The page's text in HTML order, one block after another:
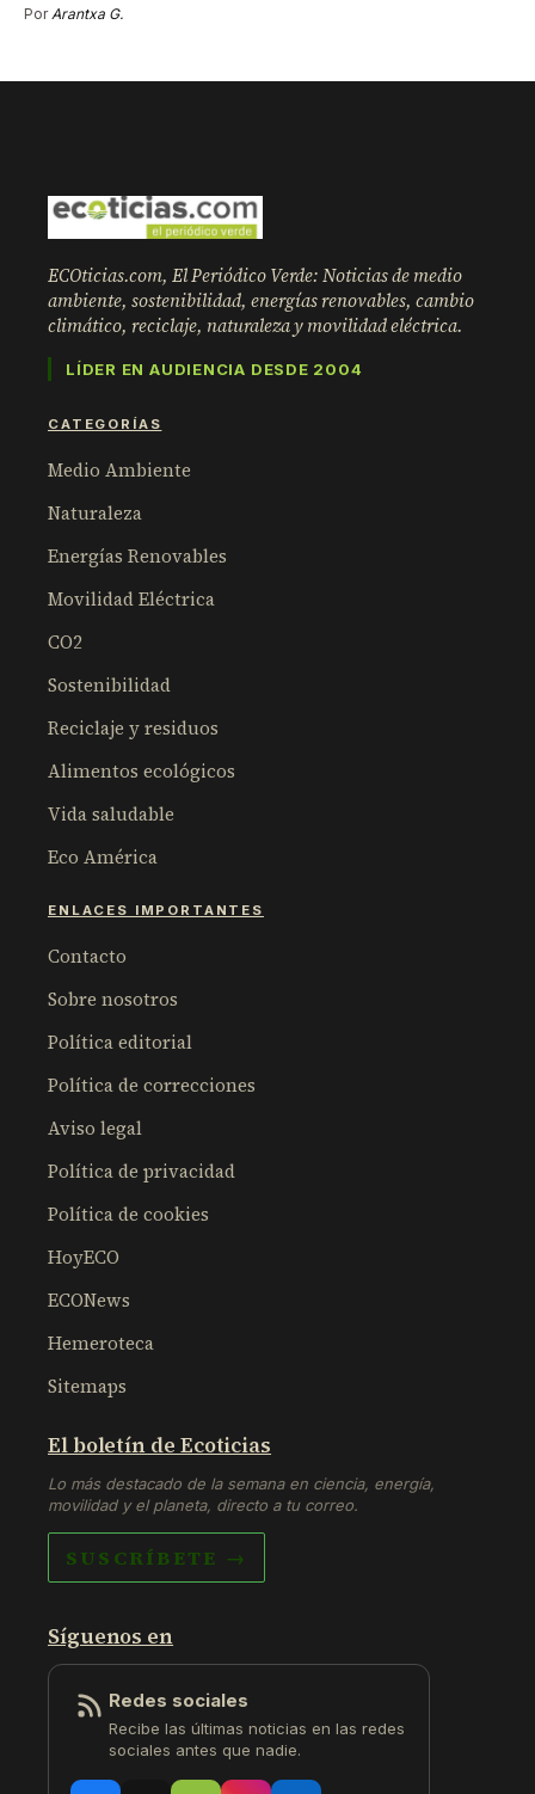
PorArantxa G.
ECOticias.com, El Periódico Verde: Noticias de medio
ambiente, sostenibilidad, energías renovables, cambio
climático, reciclaje, naturaleza y movilidad eléctrica.
LÍDER EN AUDIENCIA DESDE 2004
CATEGORÍAS
Medio Ambiente
Naturaleza
Energías Renovables
Movilidad Eléctrica
CO2
Sostenibilidad
Reciclaje y residuos
Alimentos ecológicos
Vida saludable
Eco América
ENLACES IMPORTANTES
Contacto
Sobre nosotros
Política editorial
Política de correcciones
Aviso legal
Política de privacidad
Política de cookies
HoyECO
ECONews
Hemeroteca
Sitemaps
El boletín de Ecoticias
Lo más destacado de la semana en ciencia, energía,
movilidad y el planeta, directo a tu correo.
SUSCRÍBETE →
Síguenos en
Redes sociales
Recibe las últimas noticias en las redes
sociales antes que nadie.